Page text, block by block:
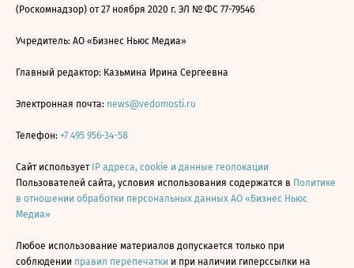
(Роскомнадзор) от 27 ноября 2020 г. ЭЛ № ФС 77-79546
Учредитель: АО «Бизнес Ньюс Медиа»
Главный редактор: Казьмина Ирина Сергеевна
Электронная почта: news@vedomosti.ru
Телефон: +7 495 956-34-58
Сайт использует IP адреса, cookie и данные геолокации
Пользователей сайта, условия использования содержатся в Политике
в отношении обработки персональных данных АО «Бизнес Ньюс
Медиа»
Любое использование материалов допускается только при
соблюдении правил перепечатки и при наличии гиперссылки на